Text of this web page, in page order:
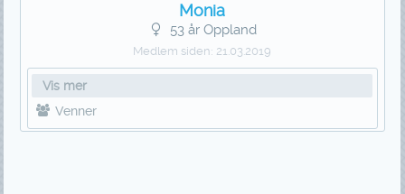
Monia
53 år Oppland
Medlem siden: 21.03.2019
Vis mer
Venner